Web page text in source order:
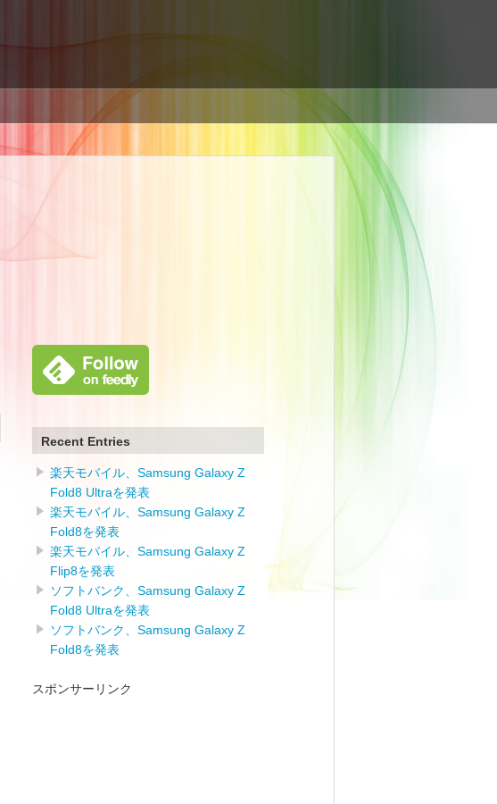
Recent Entries
楽天モバイル、Samsung Galaxy Z
Fold8 Ultraを発表
楽天モバイル、Samsung Galaxy Z
Fold8を発表
楽天モバイル、Samsung Galaxy Z
Flip8を発表
ソフトバンク、Samsung Galaxy Z
Fold8 Ultraを発表
ソフトバンク、Samsung Galaxy Z
Fold8を発表
スポンサーリンク